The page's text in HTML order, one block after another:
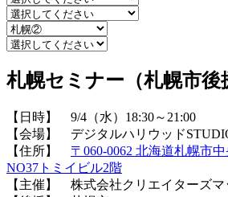
札幌セミナー（札幌市後
【日時】 9/4（水）18:30～21:00
【会場】 デジタルハリウッド
【住所】 〒060-0062 北海道札幌市
NO37トミイビル2階
【主催】 株式会社クリエイターズマ